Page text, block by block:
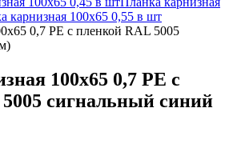
карнизная 100х65 0,55 в шт
0,7 PE с пленкой RAL 5005
100х65 0,7 PE с
сигнальный синий